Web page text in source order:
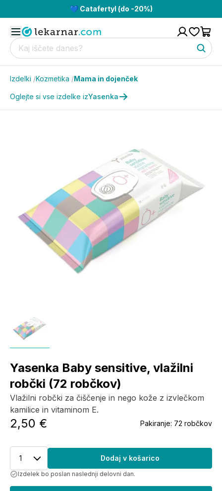
💙 Catafertyl (do -20%)
Izdelki /Kozmetika /Mama in dojenček
Oglejte si vse izdelke izYasenka
Yasenka Baby sensitive, vlažilni
robčki (72 robčkov)
Vlažilni robčki za čiščenje in nego kože z izvlečkom
kamilice in vitaminom E.
2,50 € Pakiranje: 72 robčkov
1 Dodaj v košarico
Izdelek bo poslan naslednji delovni dan.